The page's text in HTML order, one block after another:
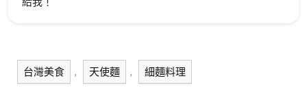
台灣美食 , 天使麵 , 細麵料理